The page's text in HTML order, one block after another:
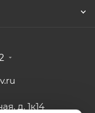
д. 1к14